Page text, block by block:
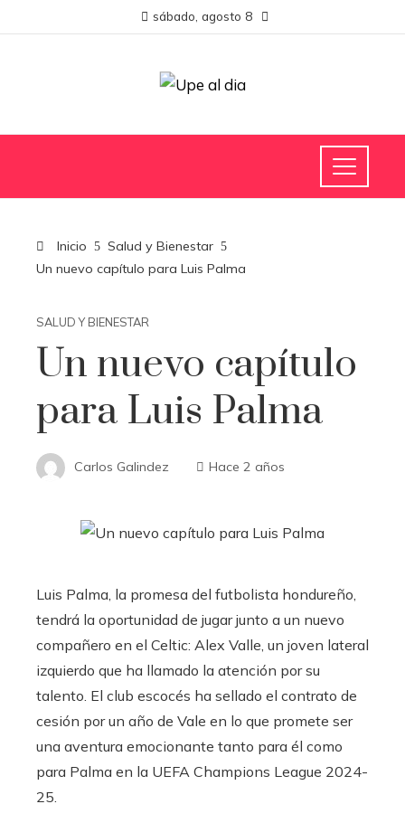
sábado, agosto 8
Inicio
Salud y Bienestar
Un nuevo capítulo para Luis Palma
SALUD Y BIENESTAR
Un nuevo capítulo
para Luis Palma
Carlos Galindez Hace 2 años
Luis Palma, la promesa del futbolista hondureño,
tendrá la oportunidad de jugar junto a un nuevo
compañero en el Celtic: Alex Valle, un joven lateral
izquierdo que ha llamado la atención por su
talento. El club escocés ha sellado el contrato de
cesión por un año de Vale en lo que promete ser
una aventura emocionante tanto para él como
para Palma en la UEFA Champions League 2024-
25.